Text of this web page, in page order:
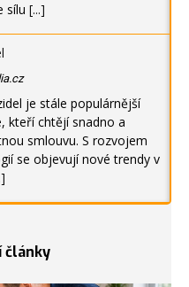
sílu [...]
je stále populárnější
kteří chtějí snadno a
smlouvu. S rozvojem
se objevují nové trendy v
články